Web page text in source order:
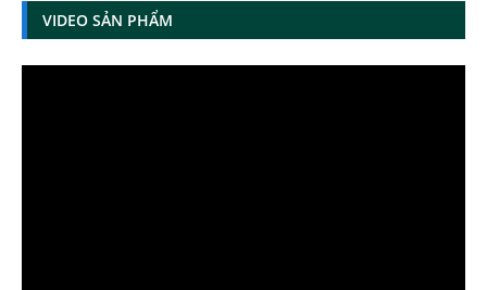
VIDEO SẢN PHẨM